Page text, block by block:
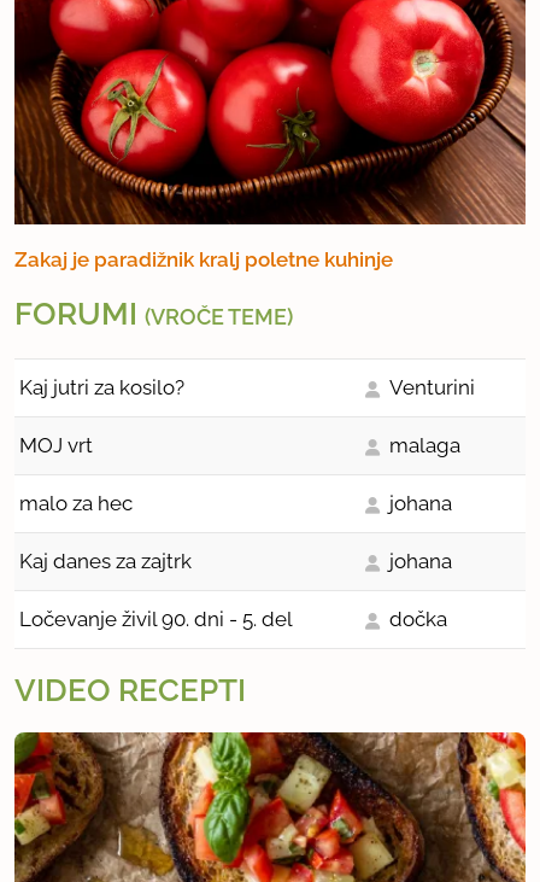
Zakaj je paradižnik kralj poletne kuhinje
FORUMI (VROČE TEME)
Kaj jutri za kosilo? Venturini
MOJ vrt malaga
malo za hec johana
Kaj danes za zajtrk johana
Ločevanje živil 90. dni - 5. del dočka
VIDEO RECEPTI